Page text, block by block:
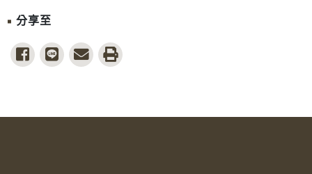
分享至
share to facebook
share to line
share to email
print